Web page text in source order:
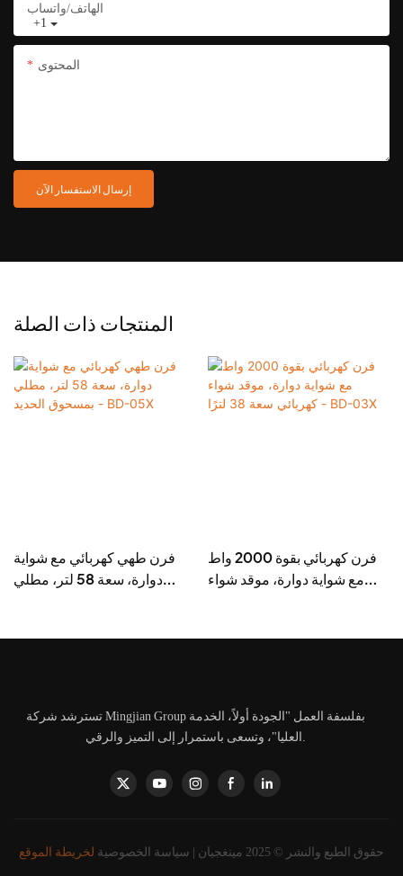
+1
الهاتف/واتساب
المحتوى
إرسال الاستفسار الآن
المنتجات ذات الصلة
فرن طهي كهربائي مع شواية
دوارة، سعة 58 لتر، مطلي
فرن كهربائي بقوة 2000 واط
مع شواية دوارة، موقد شواء
تسترشد شركة Mingjian Group بفلسفة العمل "الجودة أولاً، الخدمة
حقوق الطبع والنشر © 2025 مينغجيان | سياسة الخصوصية لخريطة الموقع